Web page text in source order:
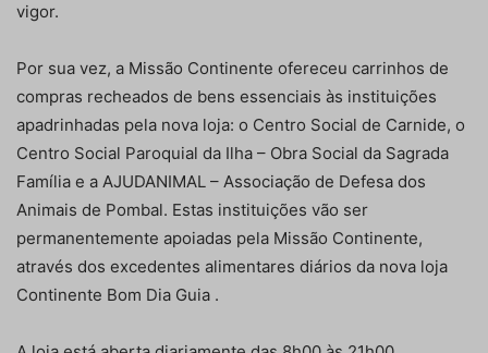
vigor.
Por sua vez, a Missão Continente ofereceu carrinhos de
compras recheados de bens essenciais às instituições
apadrinhadas pela nova loja: o Centro Social de Carnide, o
Centro Social Paroquial da Ilha – Obra Social da Sagrada
Família e a AJUDANIMAL – Associação de Defesa dos
Animais de Pombal. Estas instituições vão ser
permanentemente apoiadas pela Missão Continente,
através dos excedentes alimentares diários da nova loja
Continente Bom Dia Guia .